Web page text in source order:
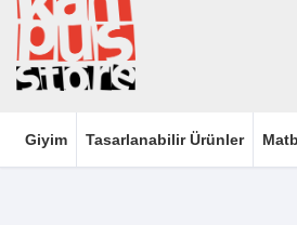
Giyim Tasarlanabilir Ürünler